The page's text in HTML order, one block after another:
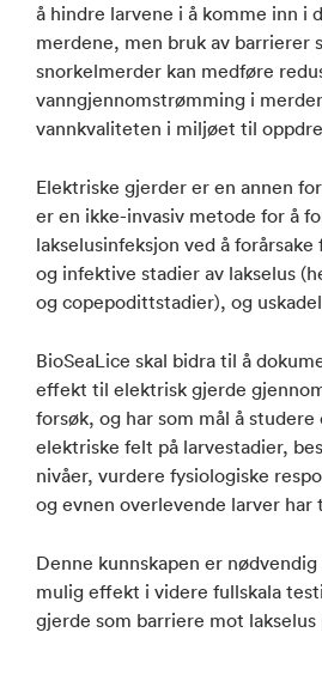
å hindre larvene i å komme inn i
merdene, men bruk av barrierer
snorkelmerder kan medføre
vanngjennomstrømming i
vannkvaliteten i miljøet til
Elektriske gjerder er en annen
er en ikke-invasiv metode for å
lakselusinfeksjon ved å forårsake
og infektive stadier av lakselus
og copepodittstadier), og
BioSeaLice skal bidra til å
effekt til elektrisk gjerde
forsøk, og har som mål å
elektriske felt på larvestadier,
nivåer, vurdere fysiologiske
og evnen overlevende larver har
Denne kunnskapen er
mulig effekt i videre fullskala
gjerde som barriere mot